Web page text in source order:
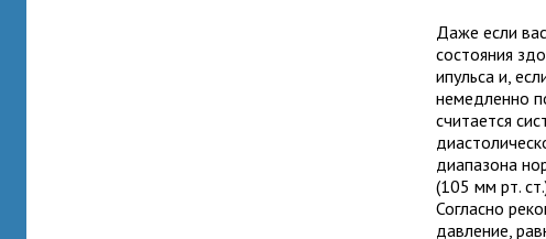
Даже если
состояния
ипульса и,
немедленно
считается
диапазона
(105 мм рт.
Согласно
давление,